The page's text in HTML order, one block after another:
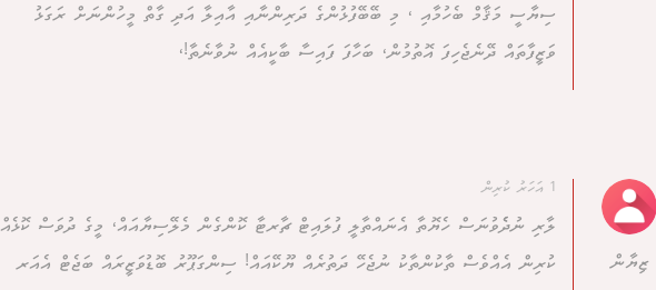
ސިޔާސީ މަޤާމް ބެހުމާއި ، މި ބޭބޭފުޅުންގެ ދަރިންނާއި އާއިލާ އަދި ގާތް މީހުންނަށް ރަގަޅު
ވަޒީފާތައް ދޭނެޖެހިފަ އޮތުމުން، ބަހާފަ ފައިސާ ބާކީއެއް ނުވާނެތާ!،
ޒިޔާން
1 އަހަރު ކުރިން
ލާރި ނުދެެވުނަސް ހެޔޮތާ އެނައްތާލީ ފުލައިޓް ޗާރޓާ ކޮންގެން މެލޭސިޔާއައް، މީގެ ދުވަސް ކޮޅެއް
ކުރިން އެއްވެސް ތާކުންތާކު ނުޖެހޭ ދަތުރެއް ޔޫކޭއައް! ސިންގަޕޫރު ބޮޑުވަޒީރައް ބަޖެޓް އެއަރ